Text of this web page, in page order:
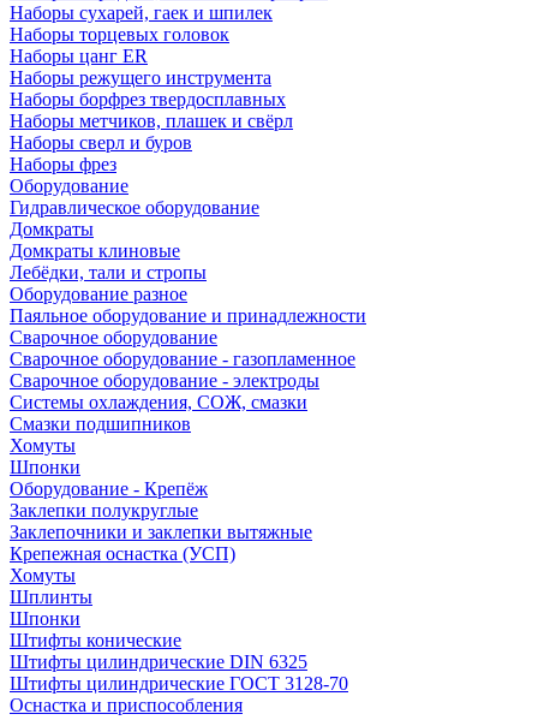
Наборы сухарей, гаек и шпилек
Наборы торцевых головок
Наборы цанг ER
Наборы режущего инструмента
Наборы борфрез твердосплавных
Наборы метчиков, плашек и свёрл
Наборы сверл и буров
Наборы фрез
Оборудование
Гидравлическое оборудование
Домкраты
Домкраты клиновые
Лебёдки, тали и стропы
Оборудование разное
Паяльное оборудование и принадлежности
Сварочное оборудование
Сварочное оборудование - газопламенное
Сварочное оборудование - электроды
Системы охлаждения, СОЖ, смазки
Смазки подшипников
Хомуты
Шпонки
Оборудование - Крепёж
Заклепки полукруглые
Заклепочники и заклепки вытяжные
Крепежная оснастка (УСП)
Хомуты
Шплинты
Шпонки
Штифты конические
Штифты цилиндрические DIN 6325
Штифты цилиндрические ГОСТ 3128-70
Оснастка и приспособления